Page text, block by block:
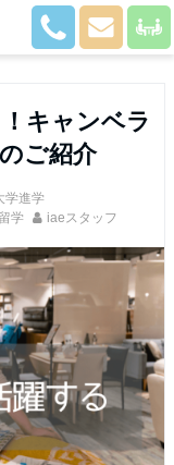
キャンベラ
ご紹介
学進学
留学 iaeスタッフ